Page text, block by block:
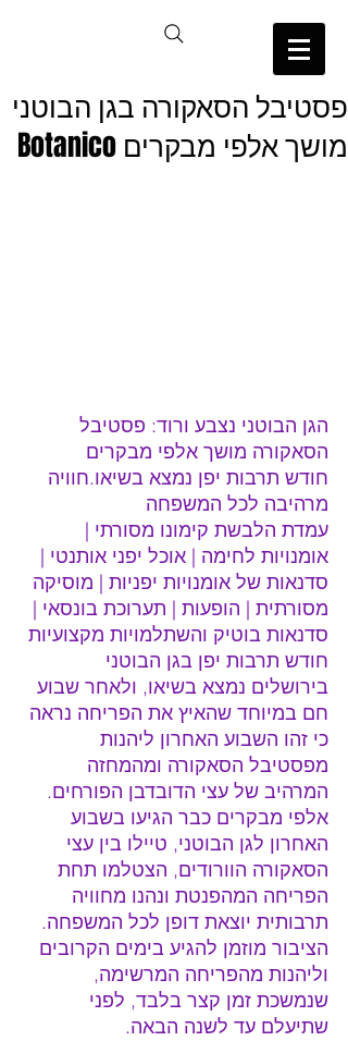
פסטיבל הסאקורה בגן הבוטני
מושך אלפי מבקרים Botanico
הגן הבוטני נצבע ורוד: פסטיבל
הסאקורה מושך אלפי מבקרים
חודש תרבות יפן נמצא בשיאו.חוויה
מרהיבה לכל המשפחה
עמדת הלבשת קימונו מסורתי |
אומנויות לחימה | אוכל יפני אותנטי |
סדנאות של אומנויות יפניות | מוסיקה
מסורתית | הופעות | תערוכת בונסאי |
סדנאות בוטיק והשתלמויות מקצועיות
חודש תרבות יפן בגן הבוטני
בירושלים נמצא בשיאו, ולאחר שבוע
חם במיוחד שהאיץ את הפריחה נראה
כי זהו השבוע האחרון ליהנות
מפסטיבל הסאקורה ומהמחזה
המרהיב של עצי הדובדבן הפורחים.
אלפי מבקרים כבר הגיעו בשבוע
האחרון לגן הבוטני, טיילו בין עצי
הסאקורה הוורודים, הצטלמו תחת
הפריחה המהפנטת ונהנו מחוויה
תרבותית יוצאת דופן לכל המשפחה.
הציבור מוזמן להגיע בימים הקרובים
וליהנות מהפריחה המרשימה,
שנמשכת זמן קצר בלבד, לפני
שתיעלם עד לשנה הבאה.